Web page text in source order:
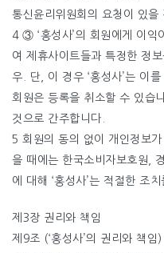
통신윤리위원회의 요청이 있을
4 ③ ‘홍성사’의 회원에게 이익
여 제휴사이트들과 특정한 정
우. 단, 이 경우 ‘홍성사’는 이
회원은 등록을 취소할 수 있습
것으로 간주합니다.
5 회원의 동의 없이 개인정보
을 때에는 한국소비자보호원,
에 대해 ‘홍성사’는 적절한 조
제3장 권리와 책임
제9조 (‘홍성사’의 권리와 책임)